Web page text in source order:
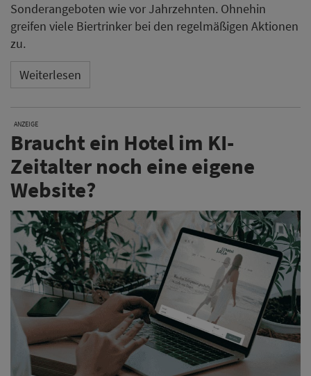
Sonderangeboten wie vor Jahrzehnten. Ohnehin
greifen viele Biertrinker bei den regelmäßigen Aktionen
zu.
Weiterlesen
ANZEIGE
Braucht ein Hotel im KI-
Zeitalter noch eine eigene
Website?